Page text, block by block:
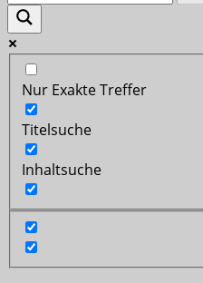
Nur Exakte Treffer
Titelsuche
Inhaltsuche